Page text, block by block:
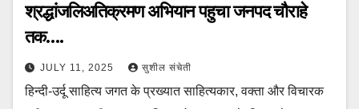
श्रद्धांजलिअतिक्रमण अभियान पहुचा जनपद चौराहे
तक….
JULY 11, 2025 सुशील संचेती
हिन्दी-उर्दू साहित्य जगत के प्रख्यात साहित्यकार, वक्ता और विचारक